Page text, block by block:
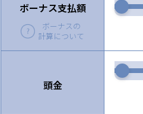
ボーナス支払額
ボーナスの
計算について
頭金